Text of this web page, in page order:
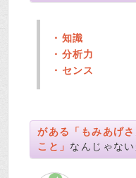
・知識
・分析力
・センス
がある「もみあげ
こと」 なんじゃない